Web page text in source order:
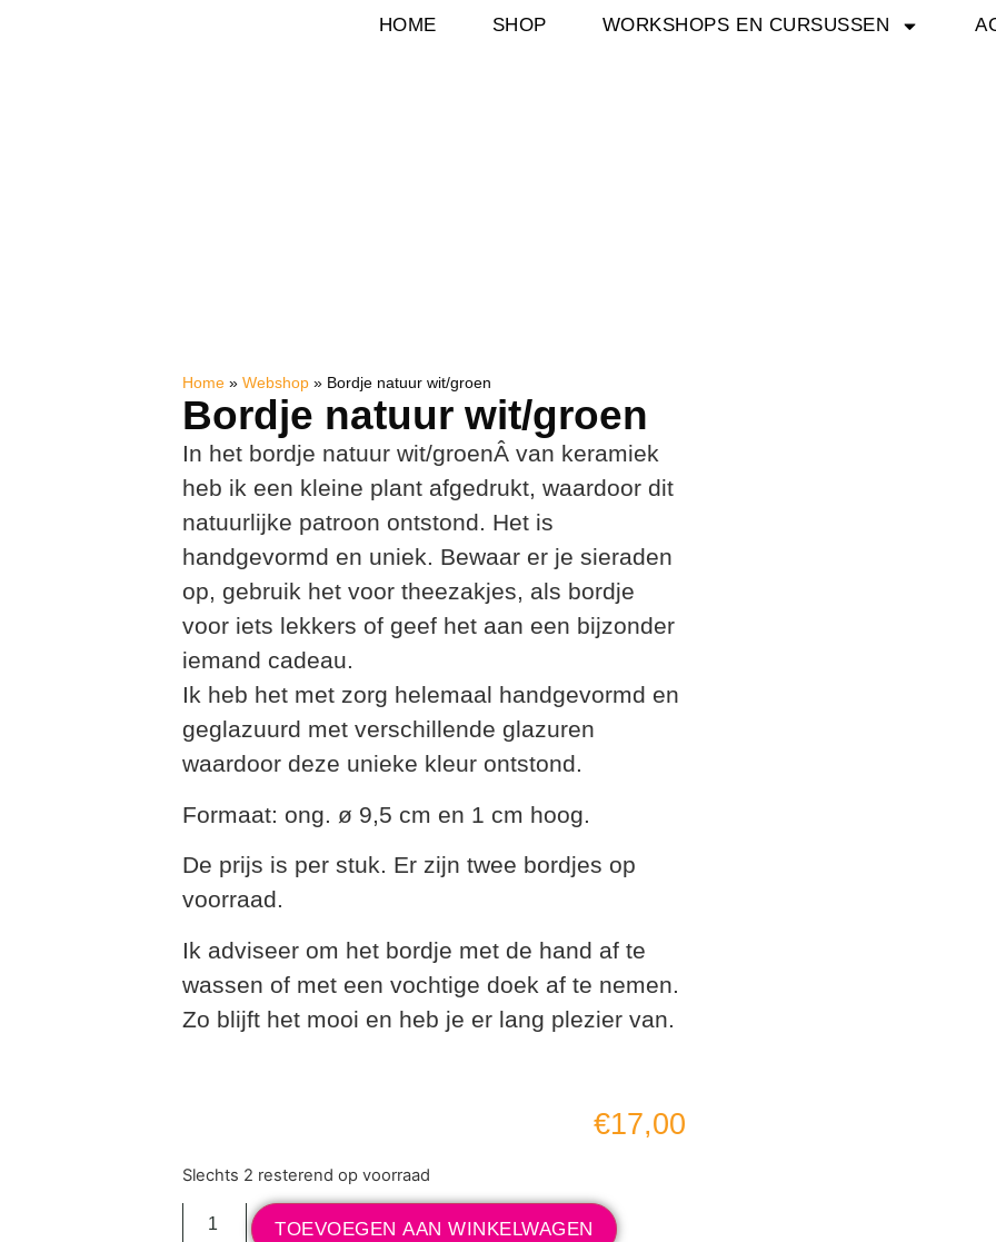
HOME SHOP WORKSHOPS EN CURSUSSEN
Home» Webshop» Bordje natuur wit/groen
Bordje natuur wit/groen
In het bordje natuur wit/groenÂ van keramiek
heb ik een kleine plant afgedrukt, waardoor dit
natuurlijke patroon ontstond. Het is
handgevormd en uniek. Bewaar er je sieraden
op, gebruik het voor theezakjes, als bordje
voor iets lekkers of geef het aan een bijzonder
iemand cadeau.
Ik heb het met zorg helemaal handgevormd en
geglazuurd met verschillende glazuren
waardoor deze unieke kleur ontstond.
Formaat: ong. ø 9,5 cm en 1 cm hoog.
De prijs is per stuk. Er zijn twee bordjes op
voorraad.
Ik adviseer om het bordje met de hand af te
wassen of met een vochtige doek af te nemen.
Zo blijft het mooi en heb je er lang plezier van.
€17,00
Slechts 2 resterend op voorraad
TOEVOEGEN AAN WINKELWAGEN